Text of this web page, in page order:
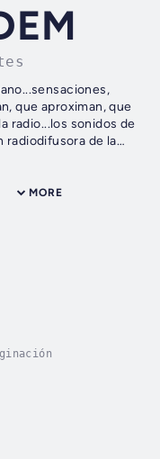
que aproximan, que
radio...los sonidos de
radiodifusora de la
MORE